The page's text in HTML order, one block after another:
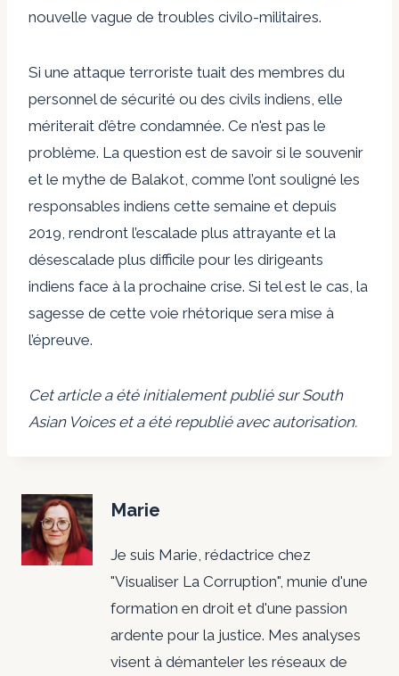
nouvelle vague de troubles civilo-militaires.
Si une attaque terroriste tuait des membres du
personnel de sécurité ou des civils indiens, elle
mériterait d’être condamnée. Ce n'est pas le
problème. La question est de savoir si le souvenir
et le mythe de Balakot, comme l’ont souligné les
responsables indiens cette semaine et depuis
2019, rendront l’escalade plus attrayante et la
désescalade plus difficile pour les dirigeants
indiens face à la prochaine crise. Si tel est le cas, la
sagesse de cette voie rhétorique sera mise à
l’épreuve.
Cet article a été initialement publié sur South
Asian Voices et a été republié avec autorisation.
Marie
Je suis Marie, rédactrice chez
"Visualiser La Corruption", munie d'une
formation en droit et d'une passion
ardente pour la justice. Mes analyses
visent à démanteler les réseaux de